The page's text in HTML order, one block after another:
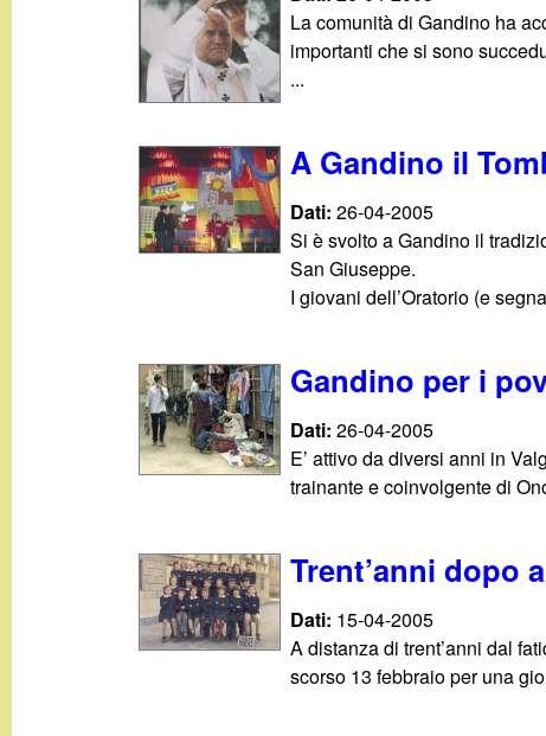
La comunità di Gandino ha
importanti che si sono
...
A Gandino il
Dati:26-04-2005
Si è svolto a Gandino il
San Giuseppe.
I giovani dell’Oratorio (e
Gandino per i
Dati:26-04-2005
E’ attivo da diversi anni in
trainante e coinvolgente di
Trent’anni dopo
Dati: 15-04-2005
A distanza di trent’anni dal
scorso 13 febbraio per una